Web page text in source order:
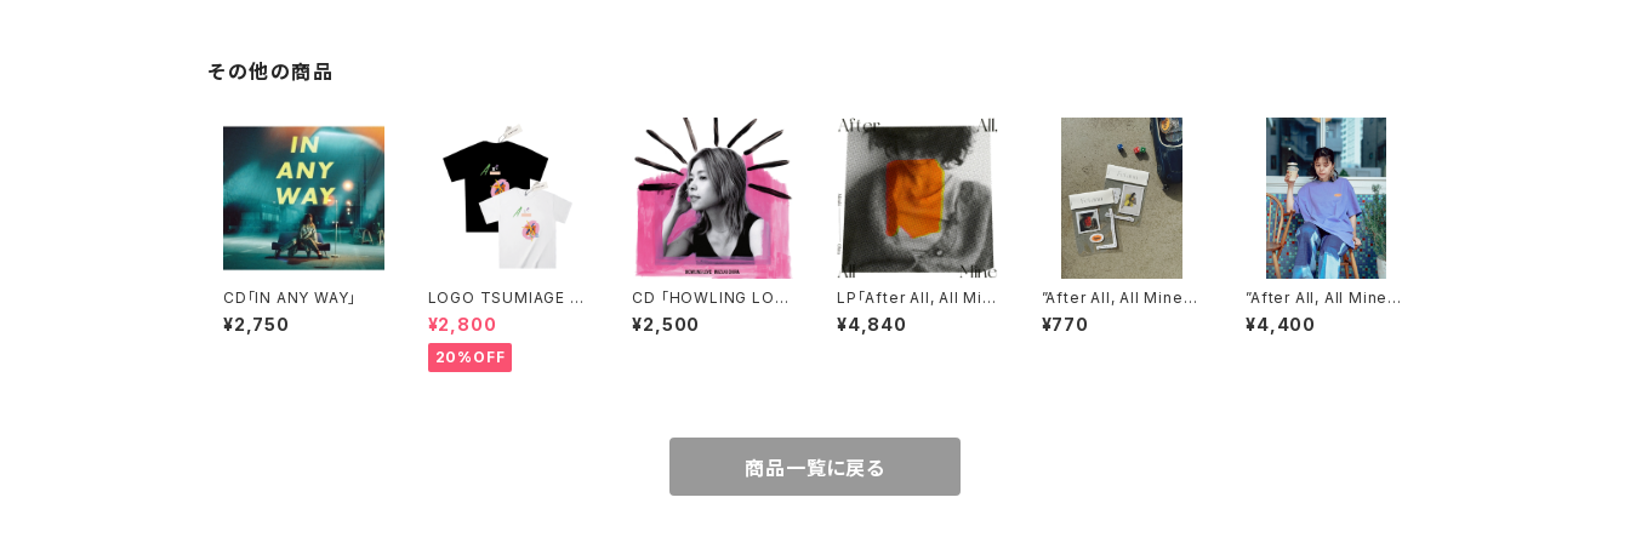
その他の商品
CD「IN ANY WAY」
¥2,750
LOGO TSUMIAGE T
-SHIRT
¥2,800
20%OFF
CD 「HOWLING LOV
E」
¥2,500
LP「After All, All Min
e」
¥4,840
”After All, All Mine”
ステッカー
¥770
”After All, All Mine”
T-shirts
¥4,400
商品一覧に戻る